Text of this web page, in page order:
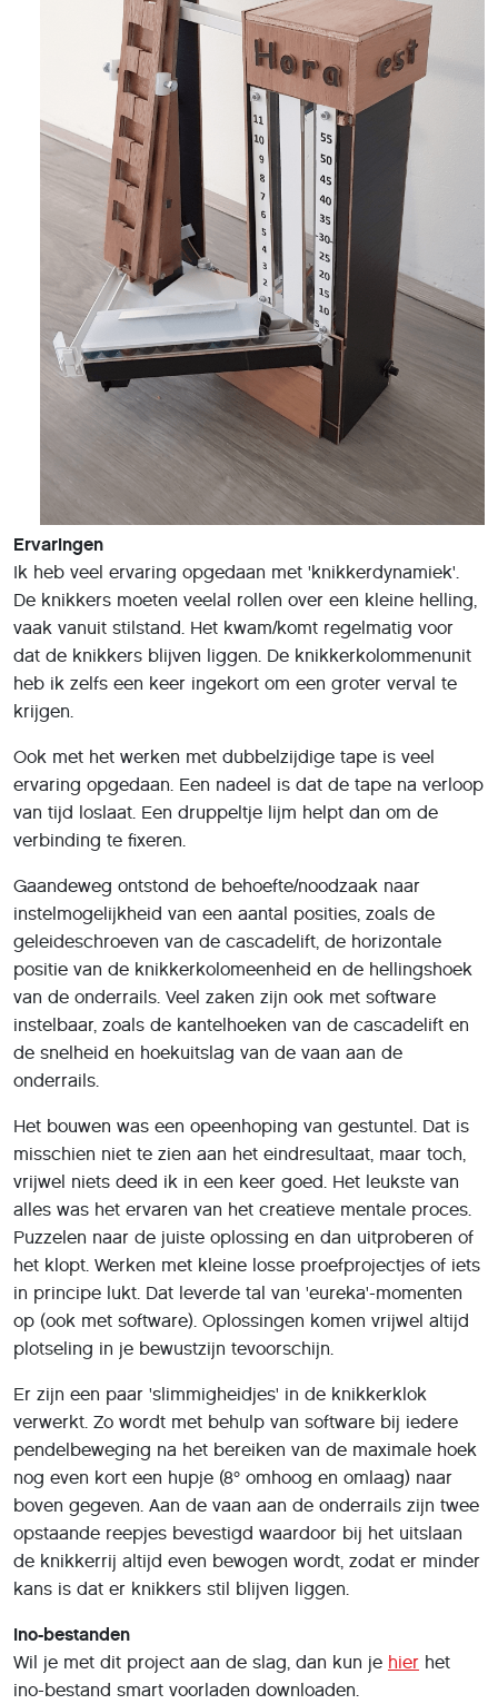
Ervaringen
Ik heb veel ervaring opgedaan met 'knikkerdynamiek'.
De knikkers moeten veelal rollen over een kleine helling,
vaak vanuit stilstand. Het kwam/komt regelmatig voor
dat de knikkers blijven liggen. De knikkerkolommenunit
heb ik zelfs een keer ingekort om een groter verval te
krijgen.
Ook met het werken met dubbelzijdige tape is veel
ervaring opgedaan. Een nadeel is dat de tape na verloop
van tijd loslaat. Een druppeltje lijm helpt dan om de
verbinding te fixeren.
Gaandeweg ontstond de behoefte/noodzaak naar
instelmogelijkheid van een aantal posities, zoals de
geleideschroeven van de cascadelift, de horizontale
positie van de knikkerkolomeenheid en de hellingshoek
van de onderrails. Veel zaken zijn ook met software
instelbaar, zoals de kantelhoeken van de cascadelift en
de snelheid en hoekuitslag van de vaan aan de
onderrails.
Het bouwen was een opeenhoping van gestuntel. Dat is
misschien niet te zien aan het eindresultaat, maar toch,
vrijwel niets deed ik in een keer goed. Het leukste van
alles was het ervaren van het creatieve mentale proces.
Puzzelen naar de juiste oplossing en dan uitproberen of
het klopt. Werken met kleine losse proefprojectjes of iets
in principe lukt. Dat leverde tal van 'eureka'-momenten
op (ook met software). Oplossingen komen vrijwel altijd
plotseling in je bewustzijn tevoorschijn.
Er zijn een paar 'slimmigheidjes' in de knikkerklok
verwerkt. Zo wordt met behulp van software bij iedere
pendelbeweging na het bereiken van de maximale hoek
nog even kort een hupje (8° omhoog en omlaag) naar
boven gegeven. Aan de vaan aan de onderrails zijn twee
opstaande reepjes bevestigd waardoor bij het uitslaan
de knikkerrij altijd even bewogen wordt, zodat er minder
kans is dat er knikkers stil blijven liggen.
Ino-bestanden
Wil je met dit project aan de slag, dan kun je hier het
ino-bestand smart voorladen downloaden.